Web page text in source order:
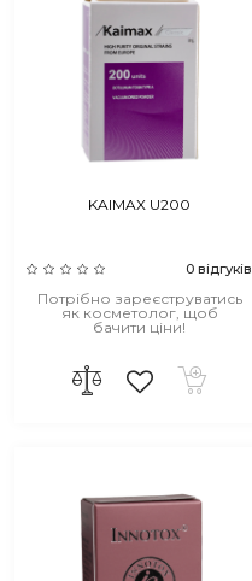
KAIMAX U200
0 відгуків
Потрібно зареєструватись
як косметолог, щоб
бачити ціни!